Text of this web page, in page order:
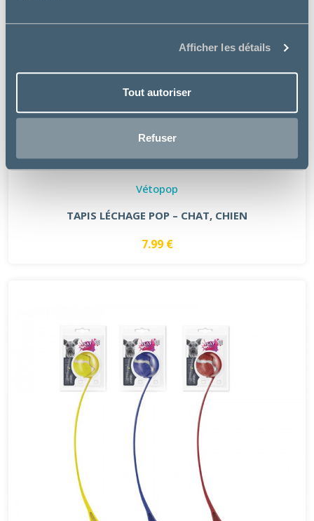
Afficher les détails
Tout autoriser
Refuser
Vétopop
TAPIS LÉCHAGE POP – CHAT, CHIEN
7.99 €